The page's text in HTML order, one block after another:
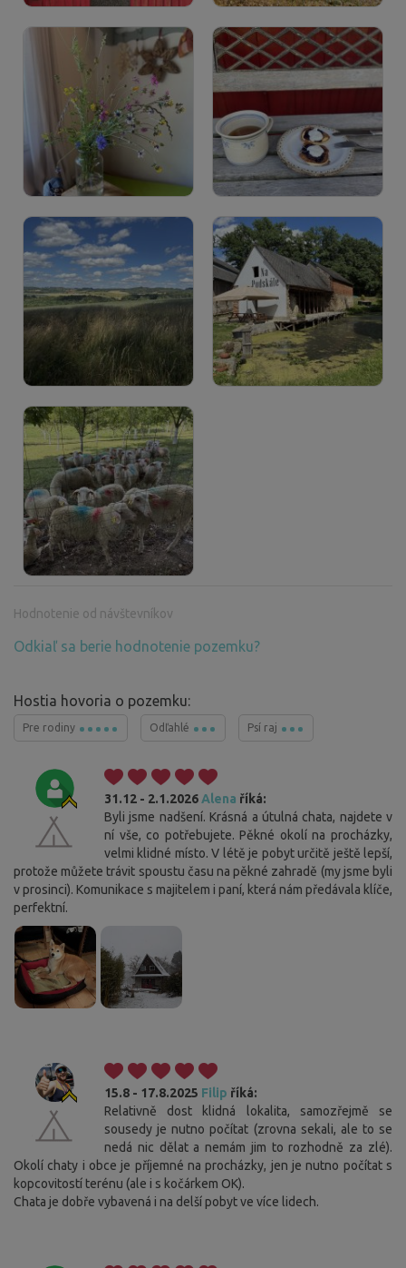
Hodnotenie od návštevníkov
Odkiaľ sa berie hodnotenie pozemku?
Hostia hovoria o pozemku:
Pre rodiny Odľahlé Psí raj
31.12 - 2.1.2026Alena říká:
Byli jsme nadšení. Krásná a útulná chata, najdete v
ní vše, co potřebujete. Pěkné okolí na procházky,
velmi klidné místo. V létě je pobyt určitě ještě lepší,
protože můžete trávit spoustu času na pěkné zahradě (my jsme byli
v prosinci). Komunikace s majitelem i paní, která nám předávala klíče,
perfektní.
15.8 - 17.8.2025 Filip říká:
Relativně dost klidná lokalita, samozřejmě se
sousedy je nutno počítat (zrovna sekali, ale to se
nedá nic dělat a nemám jim to rozhodně za zlé).
Okolí chaty i obce je příjemné na procházky, jen je nutno počítat s
kopcovitostí terénu (ale i s kočárkem OK).
Chata je dobře vybavená i na delší pobyt ve více lidech.